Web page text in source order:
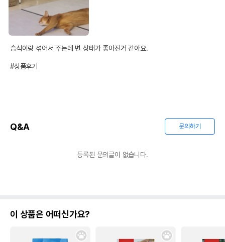
습식이랑 섞어서 주는데 변 상태가 좋아진거 같아요.
#상품후기
Q&A 문의하기
등록된 문의글이 없습니다.
이 상품은 어떠신가요?